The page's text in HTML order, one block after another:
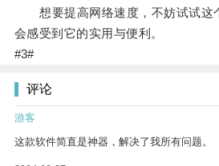
想要提高网络速度，不妨试试这
会感受到它的实用与便利。
#3#
评论
游客
这款软件简直是神器，解决了我所有问题。